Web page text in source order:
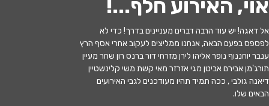
אזל המלאי
אוי, האירוע חלף...!
אל דאגה! יש עוד הרבה דברים מעניינים בדרך! כדי לא
לפספס בפעם הבאה, אנחנו ממליצים לעקוב אחרי אסף הרץ
ענבר יוחננוף נופר אליהו לירן מזרחי דור ברנס רון שחר מעיין
תורג'מן אבירם אביטן מגי אזרזר מאי קשת משי קלינשטיין
דיאנה גולבי , ככה תמיד תהיו מעודכנים לגבי האירועים
הבאים שלו.